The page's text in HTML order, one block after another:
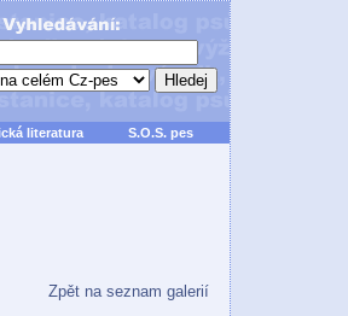
literatura S.O.S. pes
Zpět na seznam galerií